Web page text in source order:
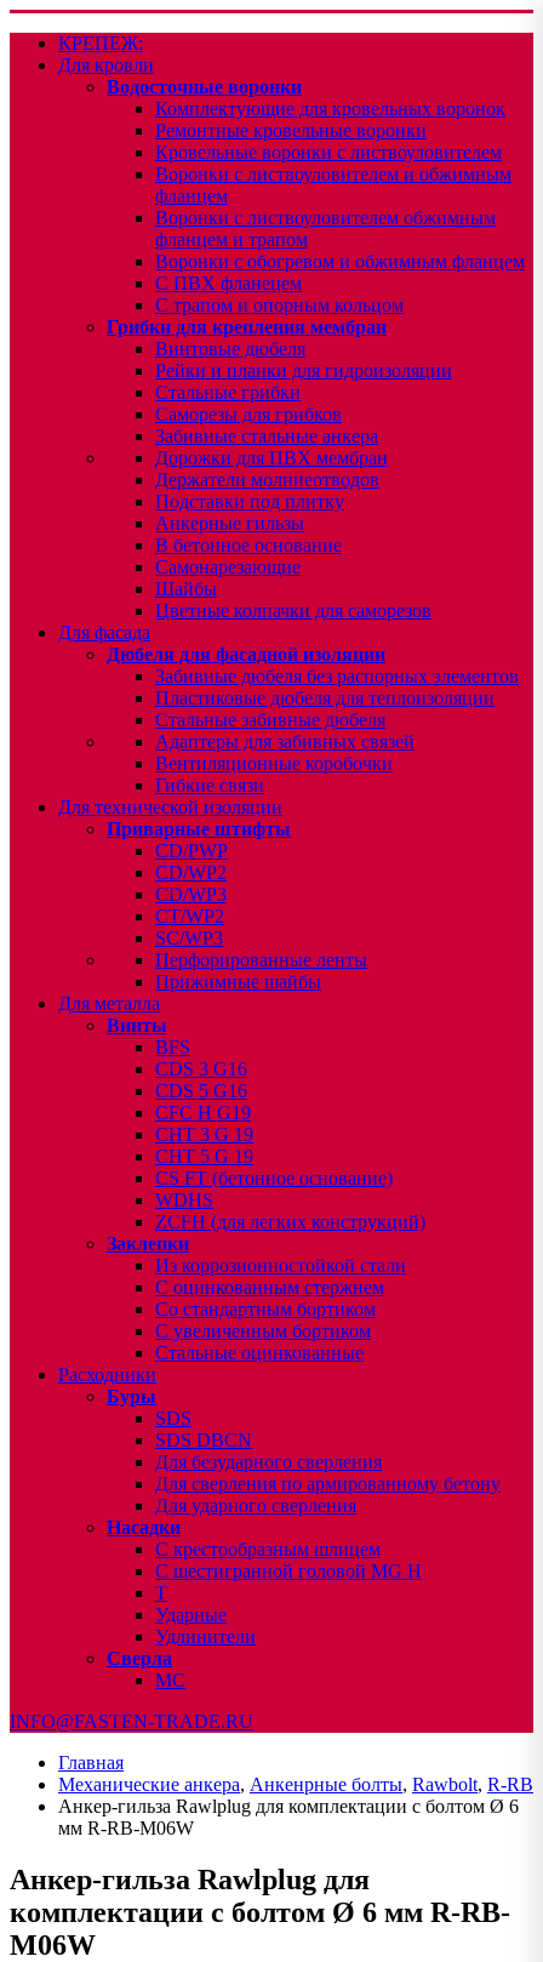
КРЕПЕЖ:
Для кровли
Водосточные воронки
Комплектующие для кровельных воронок
Ремонтные кровельные воронки
Кровельные воронки с листвоуловителем
Воронки с листвоуловителем и обжимным
фланцем
Воронки с листвоуловителем обжимным
фланцем и трапом
Воронки с обогревом и обжимным фланцем
С ПВХ фланецем
С трапом и опорным кольцом
Грибки для крепления мембран
Винтовые дюбеля
Рейки и планки для гидроизоляции
Стальные грибки
Саморезы для грибков
Забивные стальные анкера
Дорожки для ПВХ мембран
Держатели молниеотводов
Подставки под плитку
Анкерные гильзы
В бетонное основание
Самонарезающие
Шайбы
Цветные колпачки для саморезов
Для фасада
Дюбеля для фасадной изоляции
Забивные дюбеля без распорных элементов
Пластиковые дюбеля для теплоизоляции
Стальные забивные дюбеля
Адаптеры для забивных связей
Вентиляционные коробочки
Гибкие связи
Для технической изоляции
Приварные штифты
CD/PWP
CD/WP2
CD/WP3
CT/WP2
SC/WP3
Перфорированные ленты
Прижимные шайбы
Для металла
Винты
BFS
CDS 3 G16
CDS 5 G16
CFC H G19
CHT 3 G 19
CHT 5 G 19
CS FT (бетонное основание)
WDHS
ZCFH (для легких конструкций)
Заклепки
Из коррозионностойкой стали
С оцинкованным стержнем
Со стандартным бортиком
С увеличенным бортиком
Стальные оцинкованные
Расходники
Буры
SDS
SDS DBCN
Для безударного сверления
Для сверления по армированному бетону
Для ударного сверления
Насадки
С крестообразным шлицем
С шестигранной головой MG H
T
Ударные
Удлинители
Сверла
МС
INFO@FASTEN-TRADE.RU
Главная
Механические анкера, Анкенрные болты, Rawbolt, R-RB
Анкер-гильза Rawlplug для комплектации с болтом Ø 6
мм R-RB-M06W
Анкер-гильза Rawlplug для
комплектации с болтом Ø 6 мм R-RB-
M06W